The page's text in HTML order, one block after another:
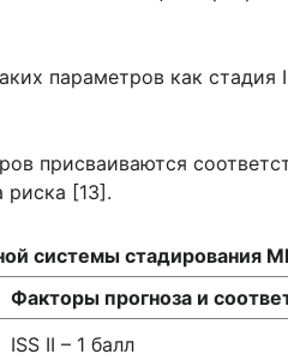
параметров как
присваиваются
риска [13].
системы стадирования
Факторы прогноза и
ISS II – 1 балл